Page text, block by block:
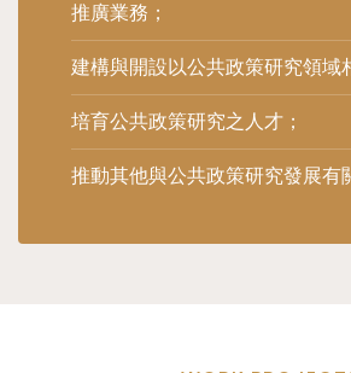
推廣業務；
建構與開設以公共政策研究領域
培育公共政策研究之人才；
推動其他與公共政策研究發展有